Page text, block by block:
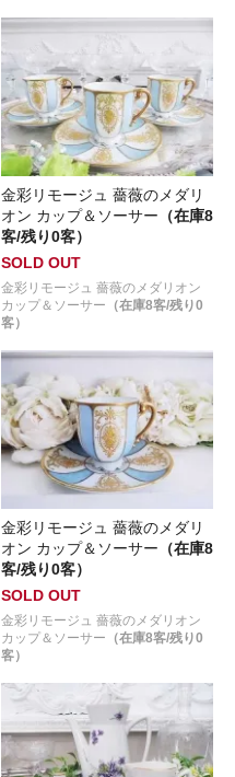
金彩リモージュ 薔薇のメダリ
オン カップ＆ソーサー （在庫8
客/残り0客）
SOLD OUT
金彩リモージュ 薔薇のメダリオン
カップ＆ソーサー （在庫8客/残り0
客）
金彩リモージュ 薔薇のメダリ
オン カップ＆ソーサー （在庫8
客/残り0客）
SOLD OUT
金彩リモージュ 薔薇のメダリオン
カップ＆ソーサー （在庫8客/残り0
客）